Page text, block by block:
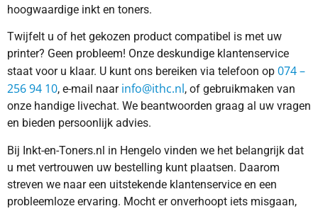
hoogwaardige inkt en toners.
Twijfelt u of het gekozen product compatibel is met uw
printer? Geen probleem! Onze deskundige klantenservice
staat voor u klaar. U kunt ons bereiken via telefoon op 074 –
256 94 10, e-mail naar info@ithc.nl, of gebruikmaken van
onze handige livechat. We beantwoorden graag al uw vragen
en bieden persoonlijk advies.
Bij Inkt-en-Toners.nl in Hengelo vinden we het belangrijk dat
u met vertrouwen uw bestelling kunt plaatsen. Daarom
streven we naar een uitstekende klantenservice en een
probleemloze ervaring. Mocht er onverhoopt iets misgaan,